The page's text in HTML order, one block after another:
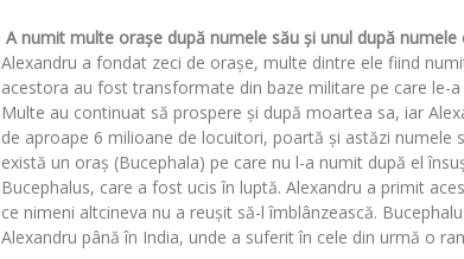
A numit multe orașe după numele său și unul după numele
Alexandru a fondat zeci de orașe, multe dintre ele fiind
acestora au fost transformate din baze militare pe care le-
Multe au continuat să prospere și după moartea sa, iar
de aproape 6 milioane de locuitori, poartă și astăzi numele
există un oraș (Bucephala) pe care nu l-a numit după el
Bucephalus, care a fost ucis în luptă. Alexandru a primit
ce nimeni altcineva nu a reușit să-l îmblânzească.
Alexandru până în India, unde a suferit în cele din urmă o